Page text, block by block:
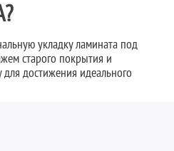
укладку ламината под
старого покрытия и
достижения идеального